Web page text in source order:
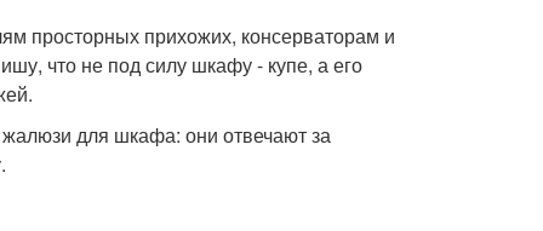
просторных прихожих, консерваторам и
что не под силу шкафу - купе, а его
для шкафа: они отвечают за